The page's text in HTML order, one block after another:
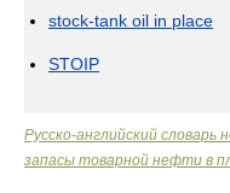
stock-tank oil in place
STOIP
Русско-английский
запасы товарной нефти в